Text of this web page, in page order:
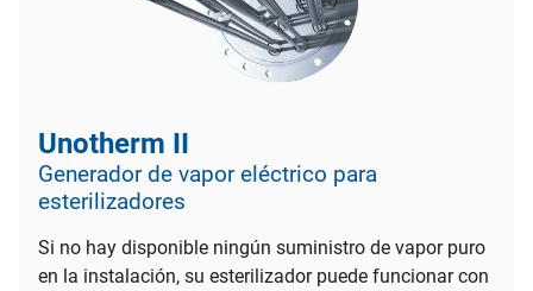
Unotherm II
Generador de vapor eléctrico para
esterilizadores
Si no hay disponible ningún suministro de vapor puro
en la instalación, su esterilizador puede funcionar con